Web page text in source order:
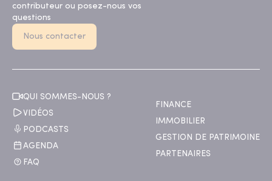
contributeur ou posez-nous vos
questions
Nous contacter
QUI SOMMES-NOUS ?
VIDÉOS
PODCASTS
AGENDA
FAQ
FINANCE
IMMOBILIER
GESTION DE PATRIMOINE
PARTENAIRES